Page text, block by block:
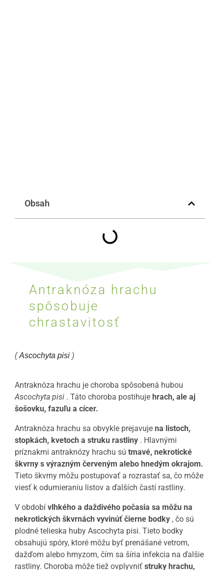
Obsah
Antraknóza hrachu
spôsobuje
chrastavitosť
(Ascochyta pisi )
Antraknóza hrachu je choroba spôsobená hubou
Ascochyta pisi . Táto choroba postihuje hrach, ale aj
šošovku, fazuľu a cícer.
Antraknóza hrachu sa obvykle prejavuje na listoch,
stopkách, kvetoch a struku rastliny . Hlavnými
príznakmi antraknózy hrachu sú tmavé, nekrotické
škvrny s výrazným červeným alebo hnedým okrajom.
Tieto škvrny môžu postupovať a rozrastať sa, čo môže
viesť k odumieraniu listov a ďalších častí rastliny.
V období vlhkého a daždivého počasia sa môžu na
nekrotických škvrnách vyvinúť čierne bodky , čo sú
plodné telieska huby Ascochyta pisi. Tieto bodky
obsahujú spóry, ktoré môžu byť prenášané vetrom,
dažďom alebo hmyzom, čím sa šíria infekcia na ďalšie
rastliny. Choroba môže tiež ovplyvniť struky hrachu,